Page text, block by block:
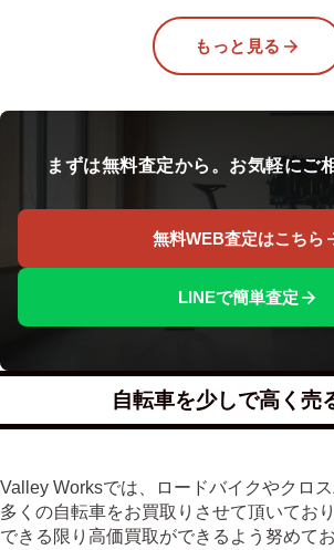
もっと見る
まずは無料査定から。お気軽にご
無料WEB査定はこちら
LINEで簡単査定
自転車を少しで高く売
Valley Worksでは、ロードバイクやクロ
多くの自転車をお買取りさせて頂いており
できる限り高価買取ができるよう努めて